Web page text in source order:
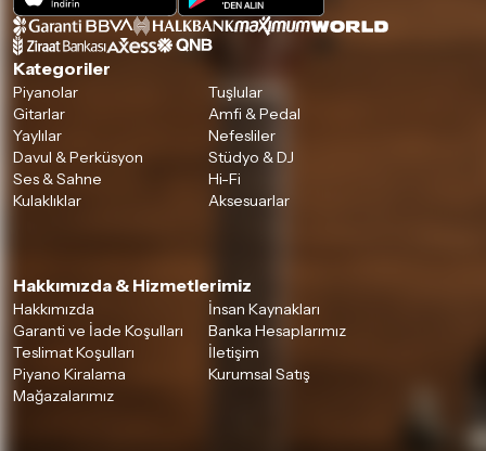
Kategoriler
Piyanolar
Tuşlular
Gitarlar
Amfi & Pedal
Yaylılar
Nefesliler
Davul & Perküsyon
Stüdyo & DJ
Ses & Sahne
Hi-Fi
Kulaklıklar
Aksesuarlar
Hakkımızda & Hizmetlerimiz
Hakkımızda
İnsan Kaynakları
Garanti ve İade Koşulları
Banka Hesaplarımız
Teslimat Koşulları
İletişim
Piyano Kiralama
Kurumsal Satış
Mağazalarımız